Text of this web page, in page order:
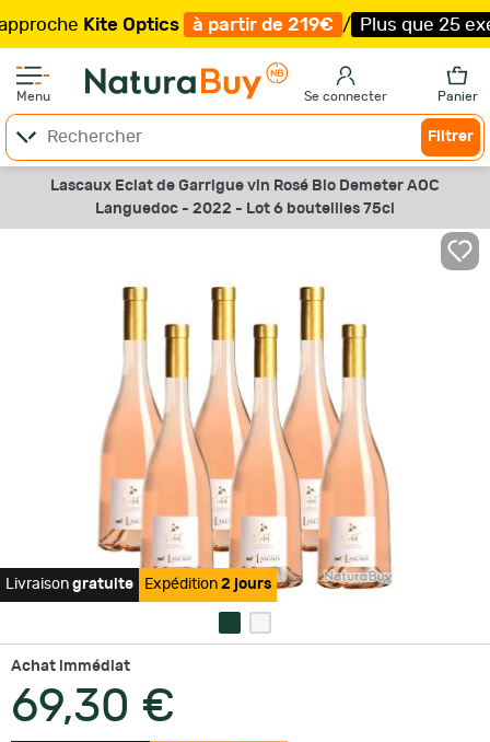
Kite Optics à partir de 219€ / Plus que 25
Menu Se connecter Panier
Filtrer
Lascaux Eclat de Garrigue vin Rosé Bio Demeter AOC
Languedoc - 2022 - Lot 6 bouteilles 75cl
Livraison gratuite Expédition 2 jours
Achat immédiat
69,30 €